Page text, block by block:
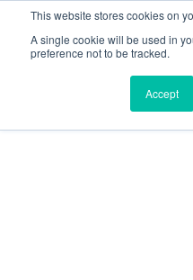
This website stores cookies on
A single cookie will be used in
preference not to be tracked.
Accept